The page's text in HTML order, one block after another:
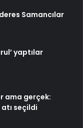
Samancılar
yaptılar
ama gerçek:
atı seçildi